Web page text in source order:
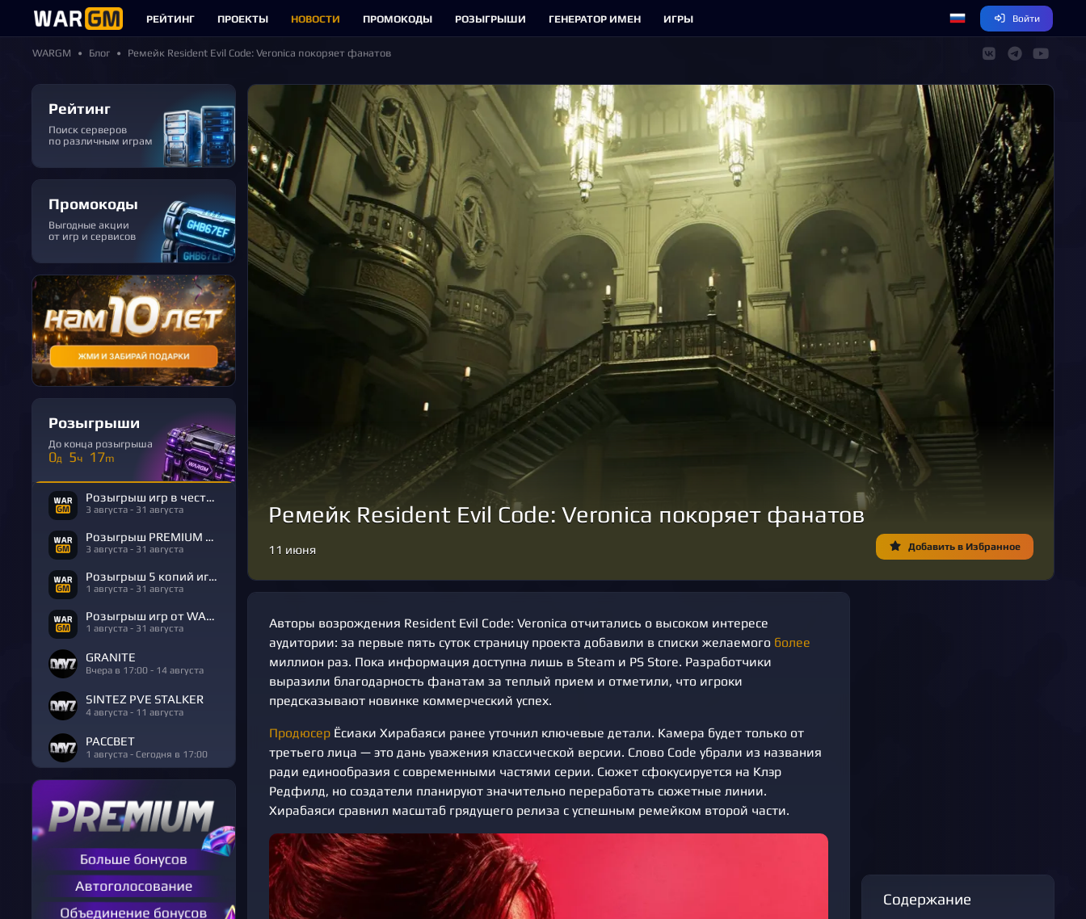
РЕЙТИНГ ПРОЕКТЫ НОВОСТИ ПРОМОКОДЫ РОЗЫГРЫШИ ГЕНЕРАТОР ИМЕН ИГРЫ Войти
WARGM Блог Ремейк Resident Evil Code: Veronica покоряет фанатов
Рейтинг
Поиск серверов
по различным играм
Промокоды
Выгодные акции
от игр и сервисов
Розыгрыши
До конца розыгрыша
0д 5ч 17m
Розыгрыш игр в честь Дня Рождения
3 августа - 31 августа
Розыгрыш PREMIUM в честь Дня Рождения
3 августа - 31 августа
Розыгрыш 5 копий игры R.E.P.O.
1 августа - 31 августа
Розыгрыш игр от WARGM
1 августа - 31 августа
GRANITE
Вчера в 17:00 - 14 августа
SINTEZ PVE STALKER
4 августа - 11 августа
РАССВЕТ
1 августа - Сегодня в 17:00
Ремейк Resident Evil Code: Veronica покоряет фанатов
Добавить в Избранное
11 июня
Авторы возрождения Resident Evil Code: Veronica отчитались о высоком интересе
аудитории: за первые пять суток страницу проекта добавили в списки желаемого более
миллион раз. Пока информация доступна лишь в Steam и PS Store. Разработчики
выразили благодарность фанатам за теплый прием и отметили, что игроки
предсказывают новинке коммерческий успех.
Продюсер Ёсиаки Хирабаяси ранее уточнил ключевые детали. Камера будет только от
третьего лица — это дань уважения классической версии. Слово Code убрали из названия
ради единообразия с современными частями серии. Сюжет сфокусируется на Клэр
Редфилд, но создатели планируют значительно переработать сюжетные линии.
Хирабаяси сравнил масштаб грядущего релиза с успешным ремейком второй части.
Содержание